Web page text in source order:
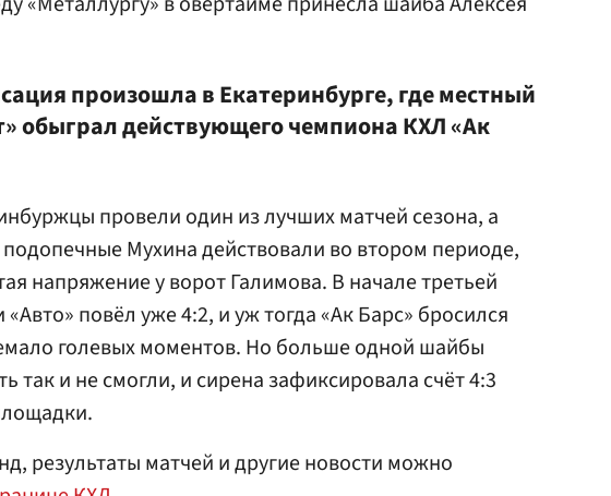
произошла в Екатеринбурге, где местный
обыграл действующего чемпиона КХЛ «Ак
провели один из лучших матчей сезона, а
Мухина действовали во втором периоде,
напряжение у ворот Галимова. В начале третьей
повёл уже 4:2, и уж тогда «Ак Барс» бросился
голевых моментов. Но больше одной шайбы
так и не смогли, и сирена зафиксировала счёт 4:3
результаты матчей и другие новости можно